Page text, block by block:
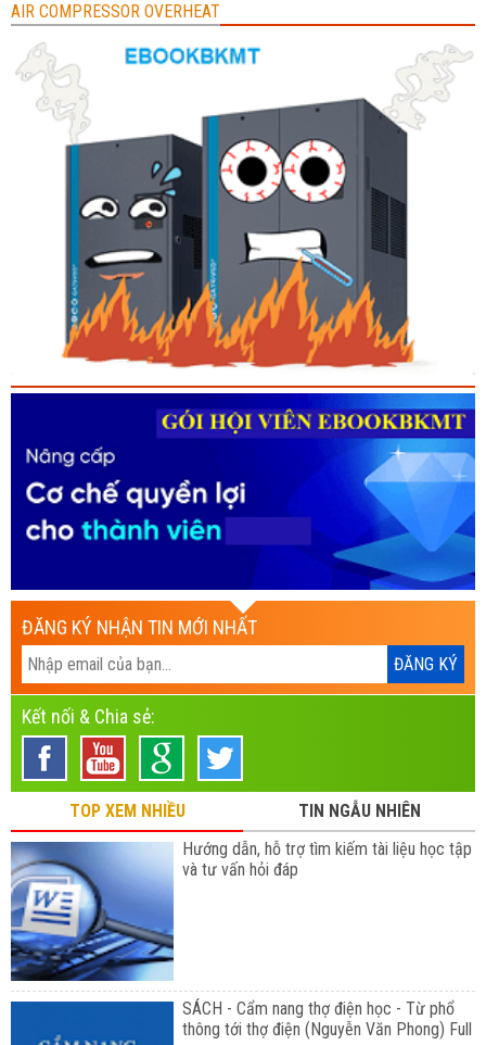
AIR COMPRESSOR OVERHEAT
ĐĂNG KÝ NHẬN TIN MỚI NHẤT
Kết nối & Chia sẻ:
TOP XEM NHIỀU
TIN NGẪU NHIÊN
Hướng dẫn, hỗ trợ tìm kiếm tài liệu học tập
và tư vấn hỏi đáp
SÁCH - Cẩm nang thợ điện học - Từ phổ
thông tới thợ điện (Nguyễn Văn Phong) Full